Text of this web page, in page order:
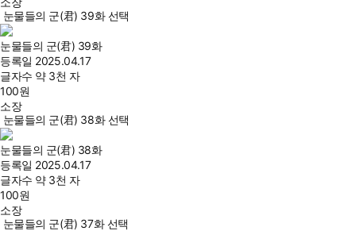
눈물들의 군(君) 39화 선택
눈물들의 군(君) 39화
등록일 2025.04.17
글자수 약 3천 자
100원
소장
눈물들의 군(君) 38화 선택
눈물들의 군(君) 38화
등록일 2025.04.17
글자수 약 3천 자
100원
소장
눈물들의 군(君) 37화 선택